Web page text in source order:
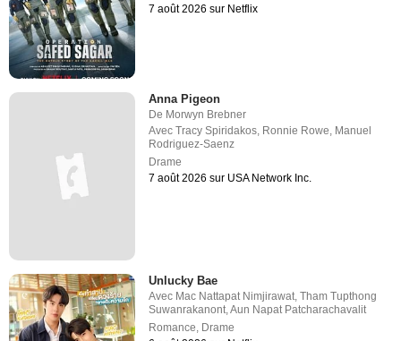
7 août 2026 sur Netflix
Anna Pigeon
De Morwyn Brebner
AvecTracy Spiridakos, Ronnie Rowe, Manuel
Rodriguez-Saenz
Drame
7 août 2026 sur USA Network Inc.
Unlucky Bae
Avec Mac Nattapat Nimjirawat,Tham Tupthong
Suwanrakanont,Aun Napat Patcharachavalit
Romance, Drame